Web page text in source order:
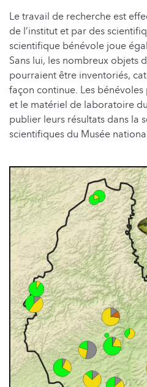
Le travail de recherche est
de l’institut et par des
scientifique bénévole joue
Sans lui, les nombreux objets
pourraient être inventoriés,
façon continue. Les
et le matériel de laboratoire
publier leurs résultats dans la
scientifiques du Musée